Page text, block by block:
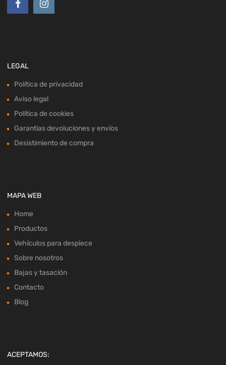
LEGAL
Política de privacidad
Aviso legal
Política de cookies
Garantías devoluciones y envíos
Desistimiento de compra
MAPA WEB
Home
Productos
Vehículos para despiece
Sobre nosotros
Bajas y tasación
Contacto
Blog
ACEPTAMOS: